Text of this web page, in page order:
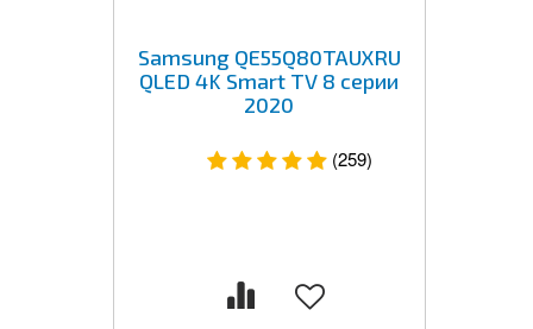
Samsung QE55Q80TAUXRU
QLED 4K Smart TV 8 серии
2020
(259)